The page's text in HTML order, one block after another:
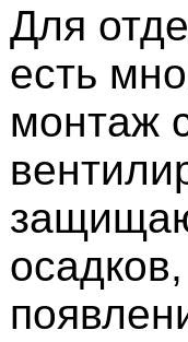
Для
есть
монтаж